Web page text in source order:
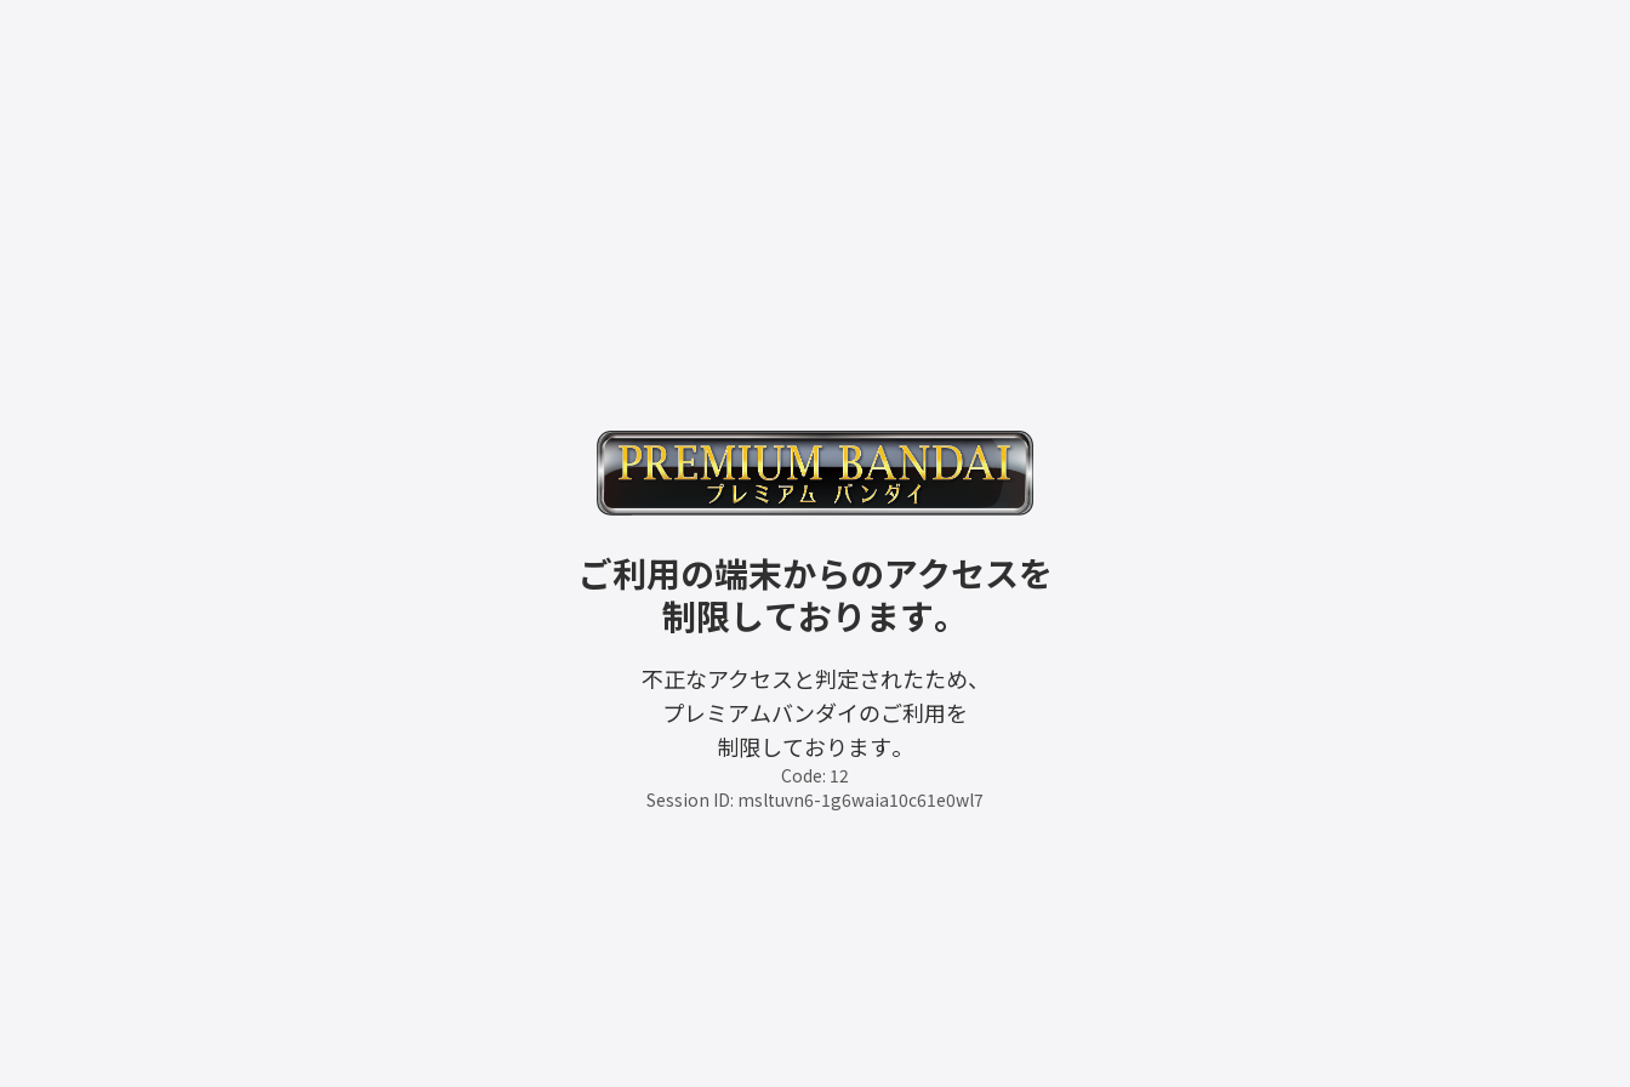
ご利用の端末からのアクセスを
制限しております。
不正なアクセスと判定されたため、
プレミアムバンダイのご利用を
制限しております。
Code: 12
Session ID: msltuvn6-1g6waia10c61e0wl7